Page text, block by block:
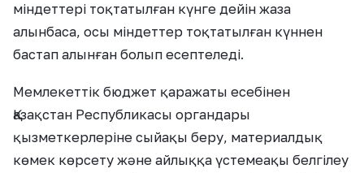
міндеттері тоқтатылған күнге дейін жаза
алынбаса, осы міндеттер тоқтатылған күннен
бастап алынған болып есептеледі.
Мемлекеттік бюджет қаражаты есебінен
Қазақстан Республикасы органдары
қызметкерлеріне сыйақы беру, материалдық
көмек көрсету және айлыққа үстемеақы белгілеу